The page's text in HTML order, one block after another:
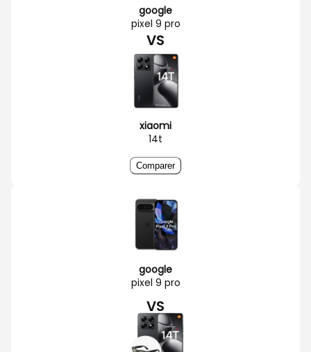
google
pixel 9 pro
VS
xiaomi
14t
Comparer
google
pixel 9 pro
VS